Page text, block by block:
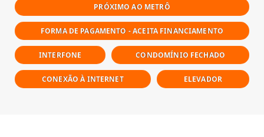
PRÓXIMO AO METRÔ
FORMA DE PAGAMENTO - ACEITA FINANCIAMENTO
INTERFONE CONDOMÍNIO FECHADO
CONEXÃO À INTERNET ELEVADOR